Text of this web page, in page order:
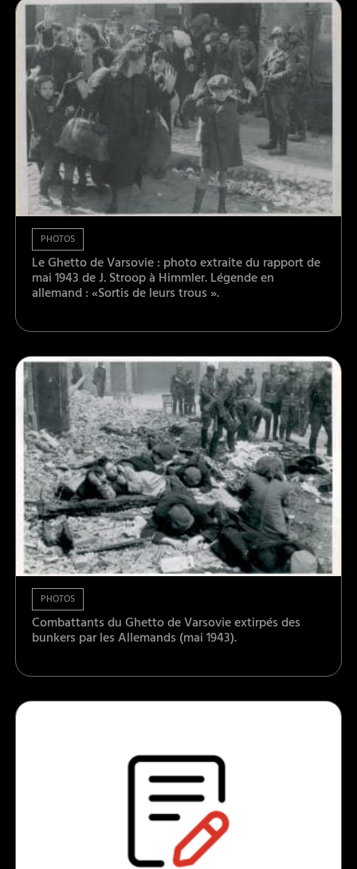
PHOTOS
Le Ghetto de Varsovie : photo extraite du rapport de
mai 1943 de J. Stroop à Himmler. Légende en
allemand : «Sortis de leurs trous ».
PHOTOS
Combattants du Ghetto de Varsovie extirpés des
bunkers par les Allemands (mai 1943).